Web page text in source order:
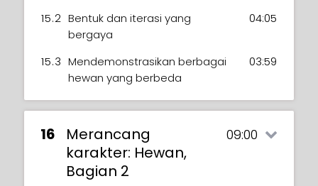
15.2 Bentuk dan iterasi yang
bergaya
04:05
15.3 Mendemonstrasikan berbagai
hewan yang berbeda
03:59
16
Merancang
karakter: Hewan,
Bagian 2
09:00